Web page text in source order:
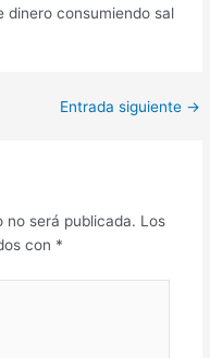
dinero consumiendo sal
Entrada siguiente →
será publicada. Los
con *